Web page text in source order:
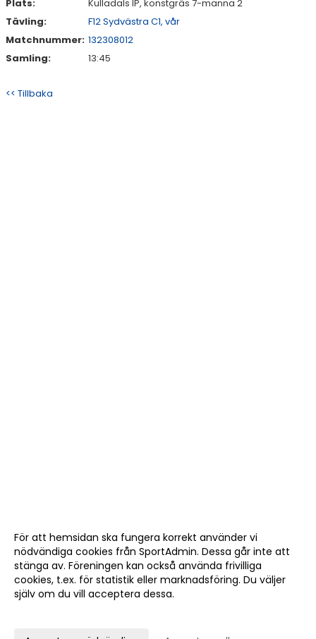
Plats:
Kulladals IP, konstgräs 7-manna 2
Tävling:
F12 Sydvästra C1, vår
Matchnummer: 132308012
Samling:
13:45
<< Tillbaka
För att hemsidan ska fungera korrekt använder vi
nödvändiga cookies från SportAdmin. Dessa går inte att
stänga av. Föreningen kan också använda frivilliga
cookies, t.ex. för statistik eller marknadsföring. Du väljer
själv om du vill acceptera dessa.